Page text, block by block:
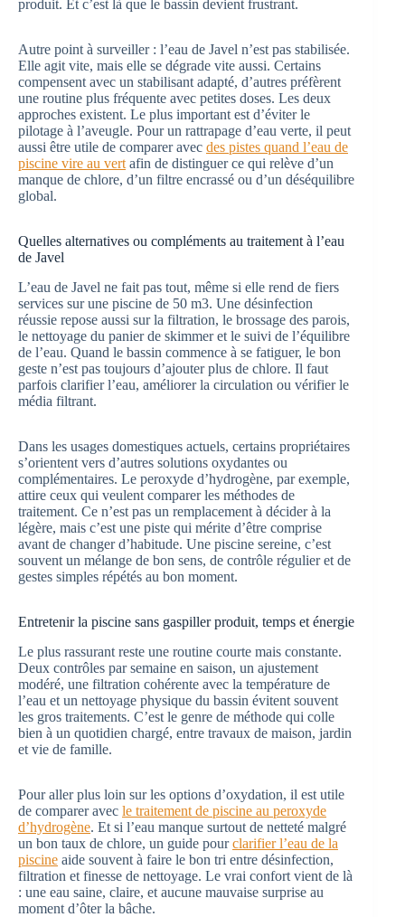
produit. Et c’est là que le bassin devient frustrant.
Autre point à surveiller : l’eau de Javel n’est pas stabilisée.
Elle agit vite, mais elle se dégrade vite aussi. Certains
compensent avec un stabilisant adapté, d’autres préfèrent
une routine plus fréquente avec petites doses. Les deux
approches existent. Le plus important est d’éviter le
pilotage à l’aveugle. Pour un rattrapage d’eau verte, il peut
aussi être utile de comparer avec des pistes quand l’eau de
piscine vire au vert afin de distinguer ce qui relève d’un
manque de chlore, d’un filtre encrassé ou d’un déséquilibre
global.
Quelles alternatives ou compléments au traitement à l’eau
de Javel
L’eau de Javel ne fait pas tout, même si elle rend de fiers
services sur une piscine de 50 m3. Une désinfection
réussie repose aussi sur la filtration, le brossage des parois,
le nettoyage du panier de skimmer et le suivi de l’équilibre
de l’eau. Quand le bassin commence à se fatiguer, le bon
geste n’est pas toujours d’ajouter plus de chlore. Il faut
parfois clarifier l’eau, améliorer la circulation ou vérifier le
média filtrant.
Dans les usages domestiques actuels, certains propriétaires
s’orientent vers d’autres solutions oxydantes ou
complémentaires. Le peroxyde d’hydrogène, par exemple,
attire ceux qui veulent comparer les méthodes de
traitement. Ce n’est pas un remplacement à décider à la
légère, mais c’est une piste qui mérite d’être comprise
avant de changer d’habitude. Une piscine sereine, c’est
souvent un mélange de bon sens, de contrôle régulier et de
gestes simples répétés au bon moment.
Entretenir la piscine sans gaspiller produit, temps et énergie
Le plus rassurant reste une routine courte mais constante.
Deux contrôles par semaine en saison, un ajustement
modéré, une filtration cohérente avec la température de
l’eau et un nettoyage physique du bassin évitent souvent
les gros traitements. C’est le genre de méthode qui colle
bien à un quotidien chargé, entre travaux de maison, jardin
et vie de famille.
Pour aller plus loin sur les options d’oxydation, il est utile
de comparer avec le traitement de piscine au peroxyde
d’hydrogène. Et si l’eau manque surtout de netteté malgré
un bon taux de chlore, un guide pourclarifier l’eau de la
piscine aide souvent à faire le bon tri entre désinfection,
filtration et finesse de nettoyage. Le vrai confort vient de là
: une eau saine, claire, et aucune mauvaise surprise au
moment d’ôter la bâche.